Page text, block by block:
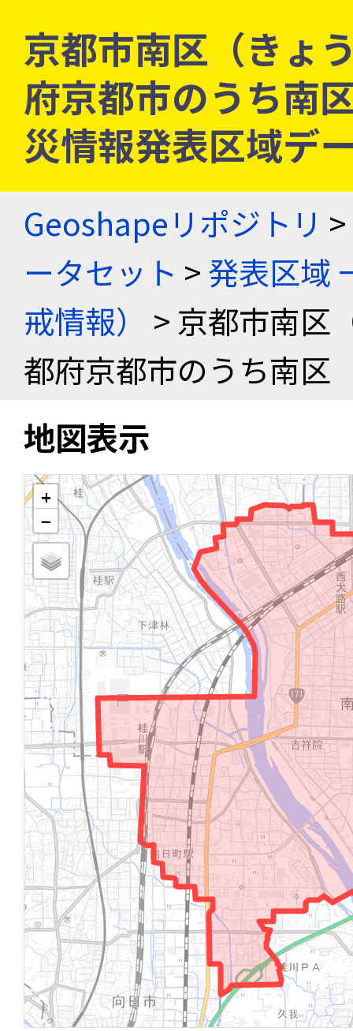
京都市南区（きょ
府京都市のうち南
災情報発表区域デ
Geoshapeリポジトリ >
ータセット >発表区域
戒情報）
> 京都市南区
都府京都市のうち南区
地図表示
+
−